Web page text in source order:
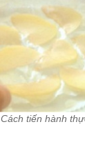
Cách tiến hành